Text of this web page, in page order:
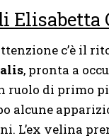
Elisabetta
c’è il
, pronta a
ruolo di primo
alcune
L’ex velina